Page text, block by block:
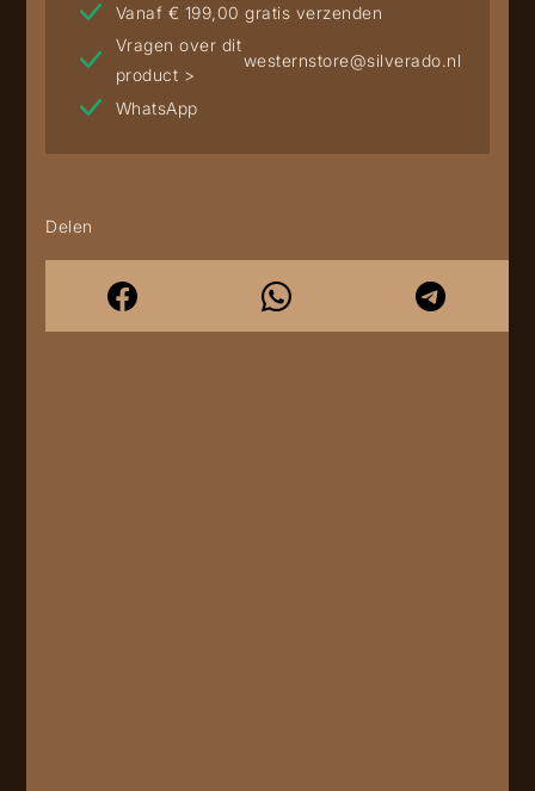
Vanaf € 199,00 gratis verzenden
Vragen over dit
product >
westernstore@silverado.nl
WhatsApp
Delen